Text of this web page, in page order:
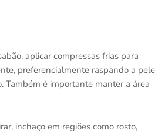
aplicar compressas frias para
preferencialmente raspando a pele
Também é importante manter a área
inchaço em regiões como rosto,